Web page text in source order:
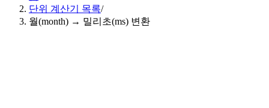
단위 계산기 목록/
월(month) → 밀리초(ms) 변환